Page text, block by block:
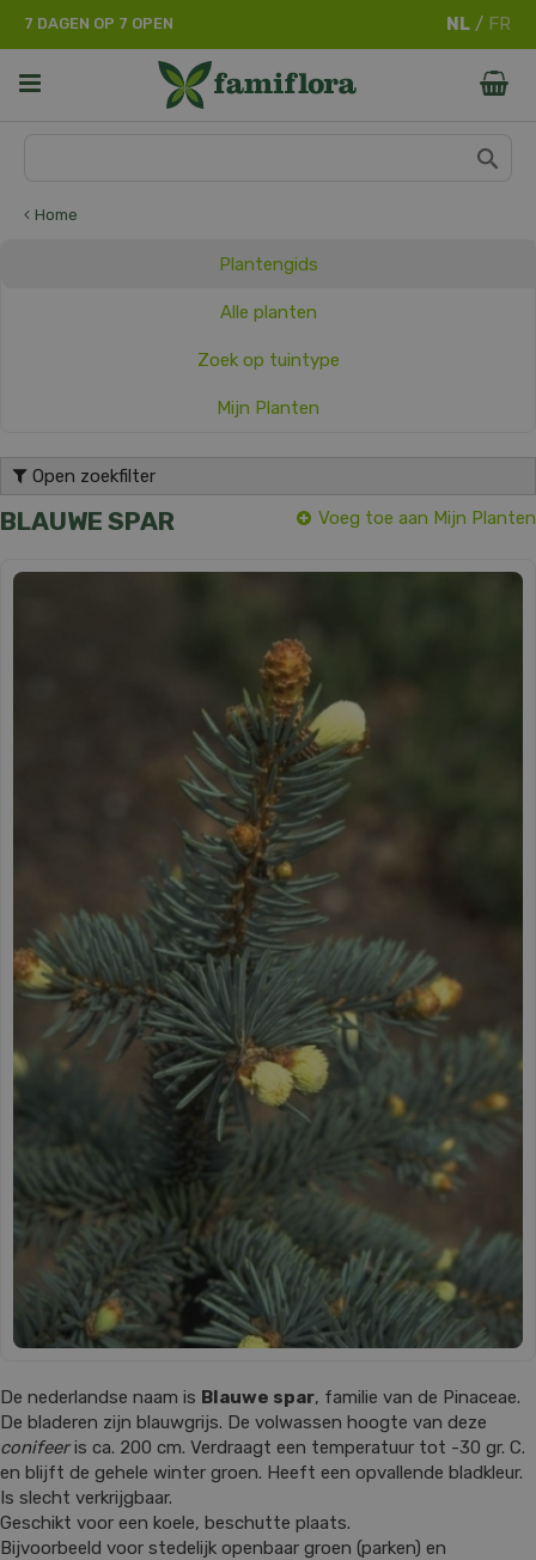
Home
7 DAGEN OP 7 OPEN
Plantengids
Alle planten
Zoek op tuintype
Mijn Planten
Open zoekfilter
BLAUWE SPAR Voeg toe aan Mijn Planten
De nederlandse naam is Blauwe spar, familie van de Pinaceae.
De bladeren zijn blauwgrijs. De volwassen hoogte van deze
conifeeris ca. 200 cm. Verdraagt een temperatuur tot -30 gr. C.
en blijft de gehele winter groen. Heeft een opvallende bladkleur.
Is slecht verkrijgbaar.
Geschikt voor een koele, beschutte plaats.
Bijvoorbeeld voor stedelijk openbaar groen (parken) en